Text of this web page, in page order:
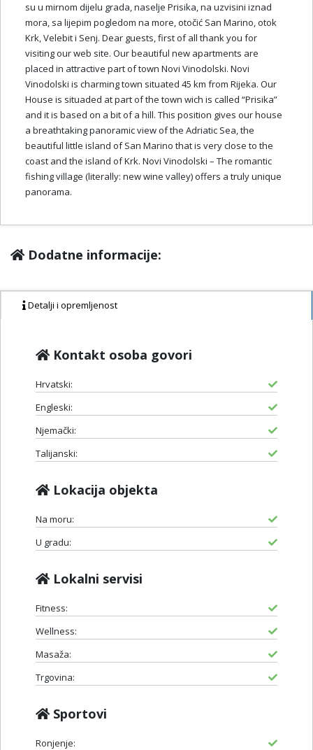
su u mirnom dijelu grada, naselje Prisika, na uzvisini iznad
mora, sa lijepim pogledom na more, otočić San Marino, otok
Krk, Velebit i Senj. Dear guests, first of all thank you for
visiting our web site. Our beautiful new apartments are
placed in attractive part of town Novi Vinodolski. Novi
Vinodolski is charming town situated 45 km from Rijeka. Our
House is situaded at part of the town wich is called “Prisika”
and it is based on a bit of a hill. This position gives our house
a breathtaking panoramic view of the Adriatic Sea, the
beautiful little island of San Marino that is very close to the
coast and the island of Krk. Novi Vinodolski – The romantic
fishing village (literally: new wine valley) offers a truly unique
panorama.
Dodatne informacije:
Detalji i opremljenost
Kontakt osoba govori
Hrvatski:
Engleski:
Njemački:
Talijanski:
Lokacija objekta
Na moru:
U gradu:
Lokalni servisi
Fitness:
Wellness:
Masaža:
Trgovina:
Sportovi
Ronjenje: